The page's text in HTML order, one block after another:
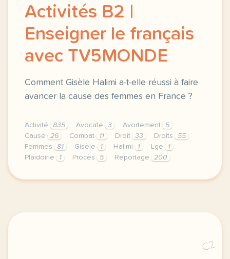
Activités B2 |
Enseigner le français
avec TV5MONDE
Comment Gisèle Halimi a-t-elle réussi à faire
avancer la cause des femmes en France ?
Activité 835 Avocate 3 Avortement
5
Cause
26 Combat 11 Droit 33 Droits
55
Femmes
81 Gisèle 1 Halimi 1 Lge
1
Plaidoirie
1 Procès 5 Reportage 200
le respect de votre vie privee est une priorite
C2